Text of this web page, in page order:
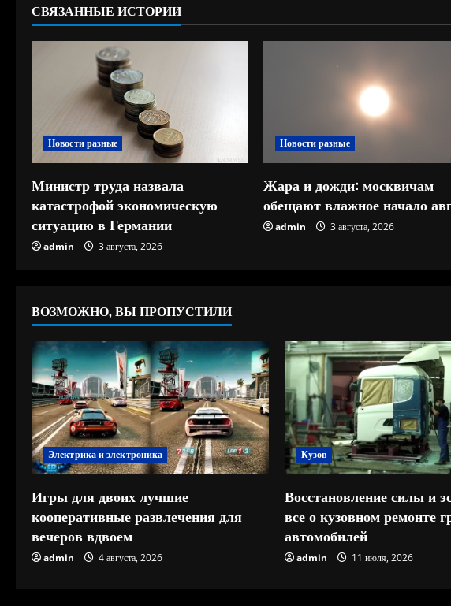
и
т
е
н
и
СВЯЗАННЫЕ ИСТОРИИ
Новости разные
Министр труда назвала
катастрофой экономическую
ситуацию в Германии
admin 3 августа, 2026
Новости разные
Жара и дожди: москвичам
обещают влажное начало
admin 3 августа, 2026
ВОЗМОЖНО, ВЫ ПРОПУСТИЛИ
Электрика и электроника
Игры для двоих лучшие
кооперативные развлечения для
вечеров вдвоем
admin 4 августа, 2026
Кузов
Восстановление силы и
все о кузовном ремонте
автомобилей
admin 11 июля, 2026